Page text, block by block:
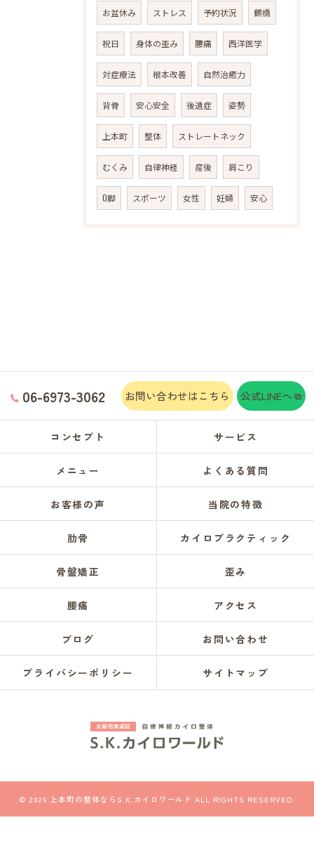
お盆休み ストレス 予約状況 鶴橋
祝日 身体の歪み 腰痛 西洋医学
対症療法 根本改善 自然治癒力
背骨 安心安全 後遺症 姿勢
上本町 整体 ストレートネック
むくみ 自律神経 産後 肩こり
O脚 スポーツ 女性 妊婦 安心
06-6973-3062 お問い合わせはこちら 公式LINEへ
コンセプト サービス
メニュー よくある質問
お客様の声 当院の特徴
肋骨 カイロプラクティック
骨盤矯正 歪み
腰痛 アクセス
ブログ お問い合わせ
プライバシーポリシー サイトマップ
© 2026 上本町の整体ならS.K.カイロワールド ALL RIGHTS RESERVED.